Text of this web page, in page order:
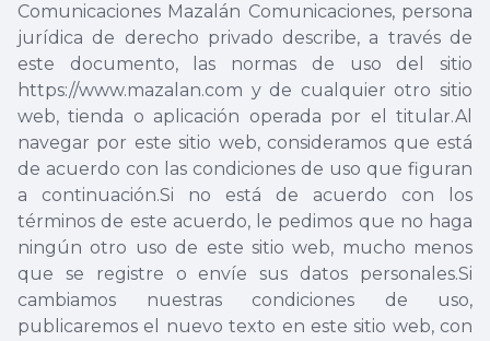
Comunicaciones Mazalán Comunicaciones, persona
jurídica de derecho privado describe, a través de
este documento, las normas de uso del sitio
https://www.mazalan.com y de cualquier otro sitio
web, tienda o aplicación operada por el titular.Al
navegar por este sitio web, consideramos que está
de acuerdo con las condiciones de uso que figuran
a continuación.Si no está de acuerdo con los
términos de este acuerdo, le pedimos que no haga
ningún otro uso de este sitio web, mucho menos
que se registre o envíe sus datos personales.Si
cambiamos nuestras condiciones de uso,
publicaremos el nuevo texto en este sitio web, con